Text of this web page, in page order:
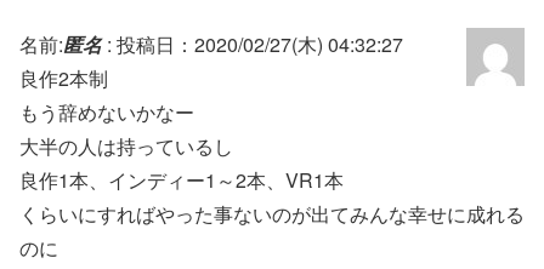
名前:匿名: 投稿日：2020/02/27(木) 04:32:27
良作2本制
もう辞めないかなー
大半の人は持っているし
良作1本、インディー1～2本、VR1本
くらいにすればやった事ないのが出てみんな幸せに成れる
のに